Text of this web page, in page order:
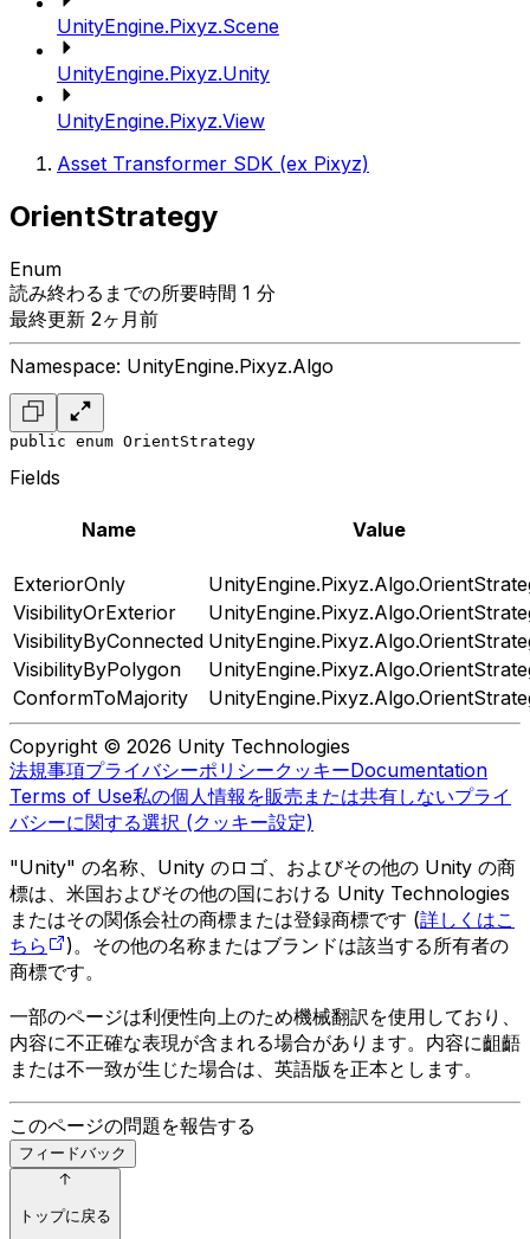
UnityEngine.Pixyz.Scene
UnityEngine.Pixyz.Unity
UnityEngine.Pixyz.View
Asset Transformer SDK (ex Pixyz)
OrientStrategy
Enum
読み終わるまでの所要時間 1 分
最終更新 2ヶ月前
Namespace: UnityEngine.Pixyz.Algo
public enum OrientStrategy
Fields
Name Value
ExteriorOnly
VisibilityOrExterior
VisibilityByConnected
VisibilityByPolygon
ConformToMajority
Copyright © 2026 Unity Technologies
法規事項プライバシーポリシークッキーDocumentation
Terms of Use私の個人情報を販売または共有しないプライ
バシーに関する選択 (クッキー設定)
"Unity" の名称、Unity のロゴ、およびその他の Unity の商
標は、米国およびその他の国における Unity Technologies
またはその関係会社の商標または登録商標です (詳しくはこ
ちら
)。その他の名称またはブランドは該当する所有者の
商標です。
一部のページは利便性向上のため機械翻訳を使用しており、
内容に不正確な表現が含まれる場合があります。内容に齟齬
または不一致が生じた場合は、英語版を正本とします。
このページの問題を報告する
フィードバック
トップに戻る